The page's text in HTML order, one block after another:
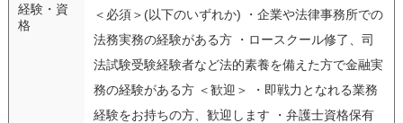
経験・資
格
＜必須＞(以下のいずれか) ・企業や法律事務所での
法務実務の経験がある方 ・ロースクール修了、司
法試験受験経験者など法的素養を備えた方で金融実
務の経験がある方 ＜歓迎＞ ・即戦力となれる業務
経験をお持ちの方、歓迎します ・弁護士資格保有